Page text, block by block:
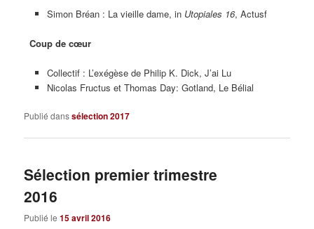
Simon Bréan : La vieille dame, in Utopiales 16, Actusf
Coup de cœur
Collectif : L’exégèse de Philip K. Dick, J’ai Lu
Nicolas Fructus et Thomas Day: Gotland, Le Bélial
Publié danssélection 2017
Sélection premier trimestre
2016
Publié le15 avril 2016